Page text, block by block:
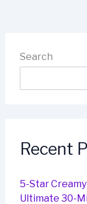
Search
Recent
5-Star
Ultimate 30-